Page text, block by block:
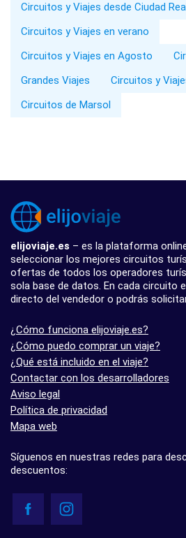
Circuitos y Viajes desde Ciudad
Circuitos y Viajes en verano
Circuitos y Viajes en Agosto
Grandes Viajes
Circuitos y
Circuitos de Marsol
elijoviaje.es – es la plataforma
seleccionar los mejores circuitos
ofertas de todos los operadores
sola base de datos. En cada circuito
directo del vendedor o podrás
¿Cómo funciona elijoviaje.es?
¿Cómo puedo comprar un viaje?
¿Qué está incluido en el viaje?
Contactar con los desarrolladores
Aviso legal
Política de privacidad
Mapa web
Síguenos en nuestras redes para
descuentos: